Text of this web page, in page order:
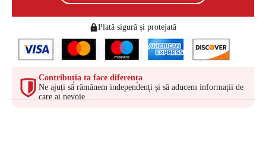
Plată sigură și protejată
Contribuția ta face diferența
Ne ajuți să rămânem independenți și să aducem informații de
care ai nevoie